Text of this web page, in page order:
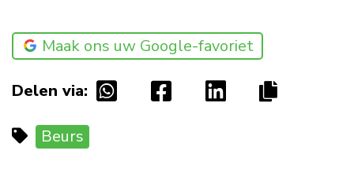
Maak ons uw Google-favoriet
Delen via:
Beurs